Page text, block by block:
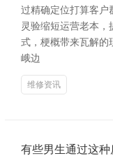
过精确定位打算客户
灵验缩短运营老本
式，梗概带来瓦解的
峨边
维修资讯
有些男生通过这